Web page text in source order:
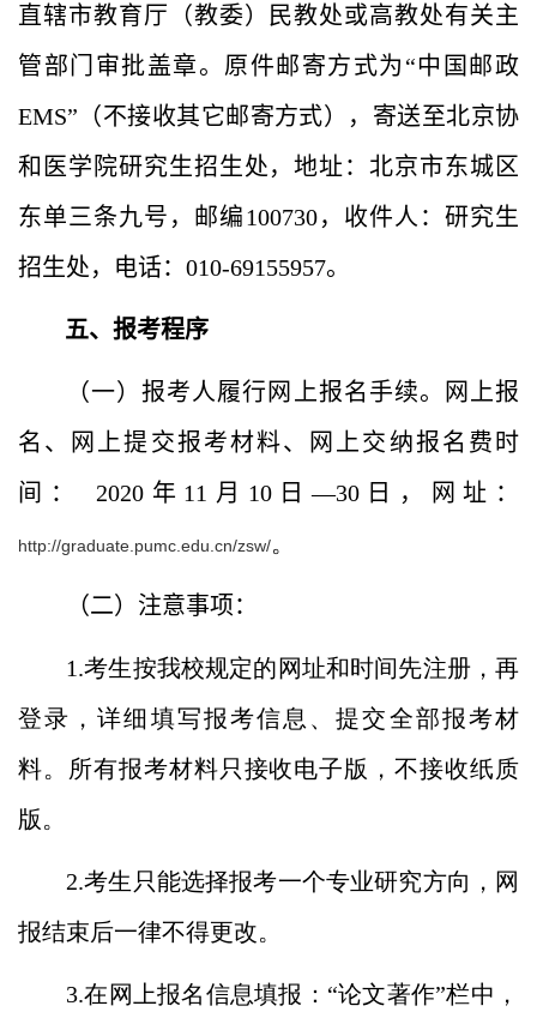
直辖市教育厅（教委）民教处或高教处有关主
管部门审批盖章。原件邮寄方式为“中国邮政
EMS”（不接收其它邮寄方式），寄送至北京协
和医学院研究生招生处，地址：北京市东城区
东单三条九号，邮编100730，收件人：研究生
招生处，电话：010-69155957。
五、报考程序
（一）报考人履行网上报名手续。网上报
名、网上提交报考材料、网上交纳报名费时
间： 2020年 11月10日—30日 ，网址：
http://graduate.pumc.edu.cn/zsw/。
（二）注意事项：
1.考生按我校规定的网址和时间先注册，再
登录，详细填写报考信息、提交全部报考材
料。所有报考材料只接收电子版，不接收纸质
版。
2.考生只能选择报考一个专业研究方向，网
报结束后一律不得更改。
3.在网上报名信息填报：“论文著作”栏中，